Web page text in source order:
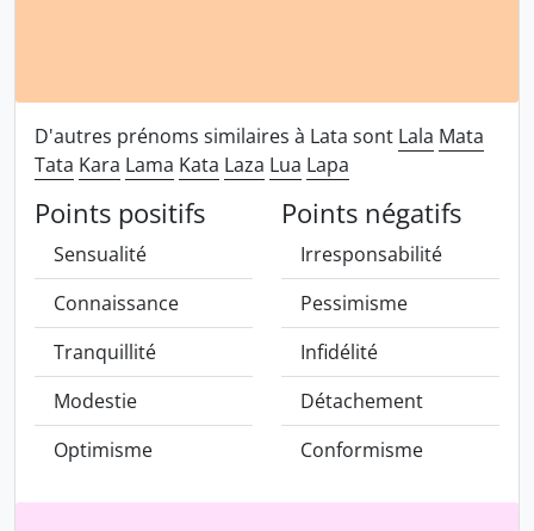
D'autres prénoms similaires à Lata sont Lala Mata
Tata Kara Lama Kata Laza Lua Lapa
Points positifs
Sensualité
Connaissance
Tranquillité
Modestie
Optimisme
Points négatifs
Irresponsabilité
Pessimisme
Infidélité
Détachement
Conformisme